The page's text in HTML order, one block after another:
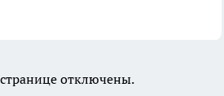
отключены.